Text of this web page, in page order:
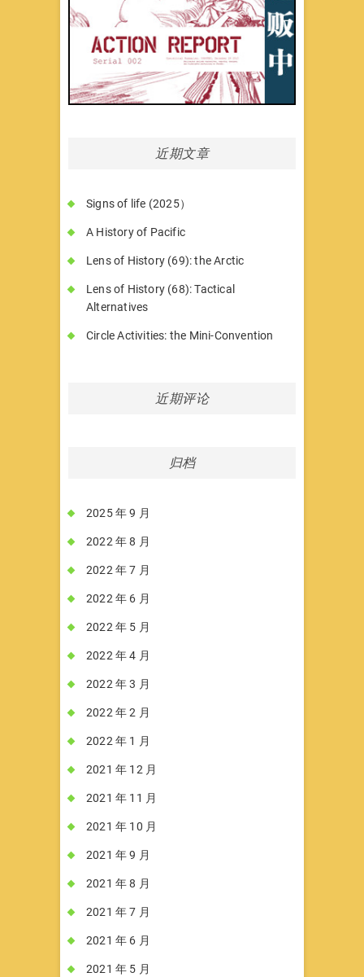
近期文章
Signs of life (2025）
A History of Pacific
Lens of History (69): the Arctic
Lens of History (68): Tactical
Alternatives
Circle Activities: the Mini-Convention
近期评论
归档
2025 年 9 月
2022 年 8 月
2022 年 7 月
2022 年 6 月
2022 年 5 月
2022 年 4 月
2022 年 3 月
2022 年 2 月
2022 年 1 月
2021 年 12 月
2021 年 11 月
2021 年 10 月
2021 年 9 月
2021 年 8 月
2021 年 7 月
2021 年 6 月
2021 年 5 月